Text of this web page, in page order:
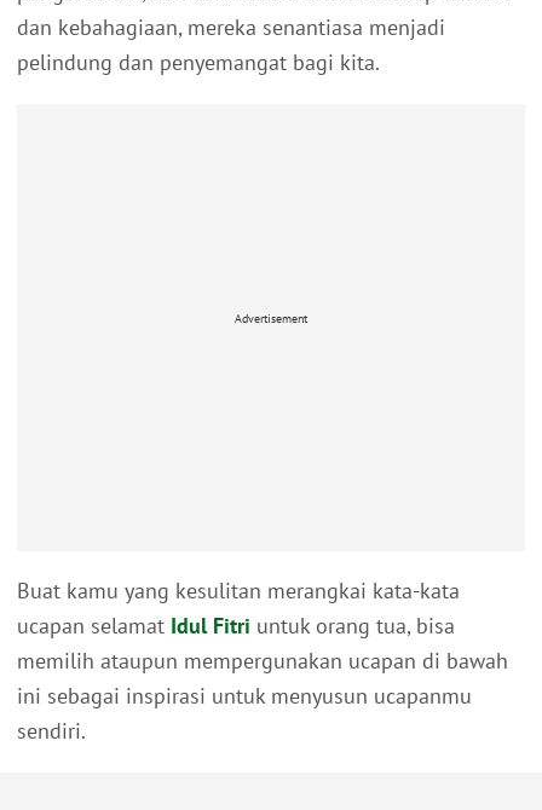
dan kebahagiaan, mereka senantiasa menjadi
pelindung dan penyemangat bagi kita.
Advertisement
Buat kamu yang kesulitan merangkai kata-kata
ucapan selamat Idul Fitri untuk orang tua, bisa
memilih ataupun mempergunakan ucapan di bawah
ini sebagai inspirasi untuk menyusun ucapanmu
sendiri.